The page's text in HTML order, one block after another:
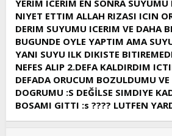
t
a
n
i
h
i
YERIM ICERIM EN SONRA SUYUMU
NIYET ETTIM ALLAH RIZASI ICIN
DERIM SUYUMU ICERIM VE DAHA
BUGUNDE OYLE YAPTIM AMA
YANI SUYU ILK DIKISTE
NEFES ALIP 2.DEFA KALDIRDIM
DEFADA ORUCUM BOZULDUMU
DOGRUMU :S DEĞİLSE SIMDIYE
BOSAMI GITTI :s ???? LUTFEN